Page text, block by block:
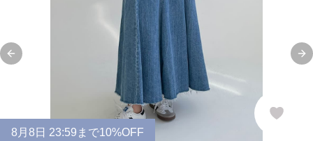
Previous slide
8 月 8 日 23:59まで10%OFF